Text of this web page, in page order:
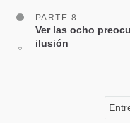
PARTE 8
Ver las ocho
ilusión